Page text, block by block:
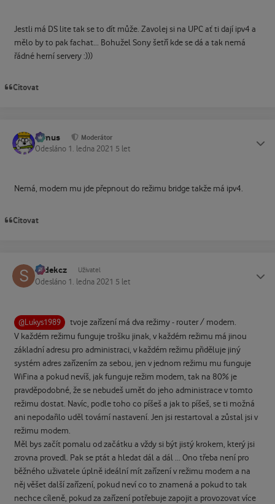
Jestli má DS lite tak se to dít může. Zavolej si na UPC ať ti dají ipv4 a
mělo by to pak fachat... Bohužel Sony šetří kde se dá a tak nemá
řádné herní servery :)))
Citovat
tomus Moderátor
Odesláno 1. ledna 2021 5 let
Nemá, modem mu jde přepnout do režimu bridge takže má ipv4.
Citovat
sodekcz Uživatel
Odesláno 1. ledna 2021 5 let
@Lukys1989
tvoje zařízení má dva režimy - router / modem.
V každém režimu funguje trošku jinak, v každém režimu má jinou
základní adresu pro administraci, v každém režimu přiděluje jiný
systém adres zařízením za sebou, jen v jednom režimu mu funguje
WiFina a pokud nevíš, jak funguje režim modem, tak na 80% je
pravděpodobné, že se nebudeš umět do jeho administrace v tomto
režimu dostat. Navíc, podle toho co píšeš a jak to píšeš, se ti možná
ani nepodařilo uděl tovární nastavení. Jen jsi restartoval a zůstal jsi v
režimu modem.
Měl bys začít pomalu od začátku a vždy si být jistý krokem, který jsi
zrovna provedl. Pak se ptát a hledat dál a dál ... Ono třeba není pro
běžného uživatele úplně ideální mít zařízení v režimu modem a na
něj věšet další zařízení, pokud neví co to znamená a pokud to tak
nechce cíleně, pokud za zařízení potřebuje zapojit a provozovat více